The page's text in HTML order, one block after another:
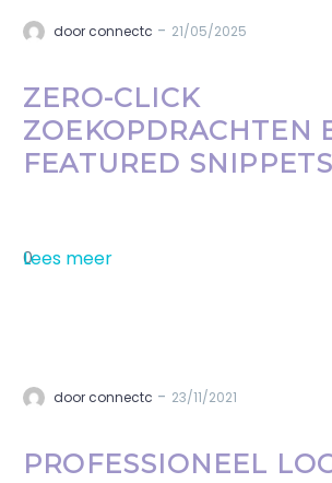
door connectc - 21/05/2025
ZERO-CLICK
ZOEKOPDRACHTEN
FEATURED SNIPPETS
Lees meer
0
door connectc - 23/11/2021
PROFESSIONEEL